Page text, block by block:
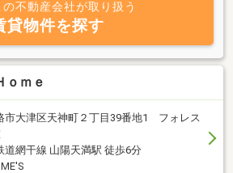
の不動産会社が取り扱う
貸物件を探す
ｏｍｅ
市大津区天神町２丁目39番地1 フォレス
道網干線 山陽天満駅 徒歩6分